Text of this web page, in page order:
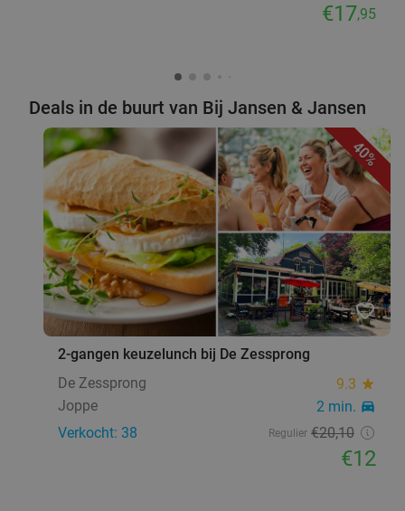
€17,95
Deals in de buurt van Bij Jansen & Jansen
40%
favorite_border
2-gangen keuzelunch bij De Zessprong
De Zessprong
9.3 star
Joppe 2 min. directions_car
Verkocht: 38 Regulier €20,10
€12